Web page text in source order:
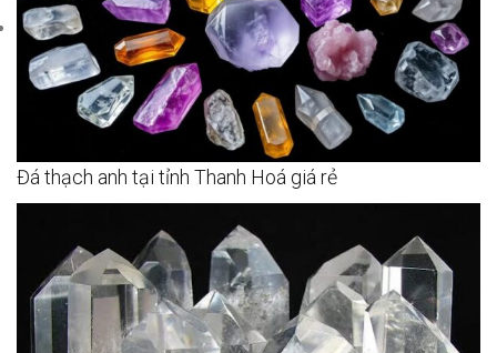
Đá thạch anh tại tỉnh Thanh Hoá giá rẻ